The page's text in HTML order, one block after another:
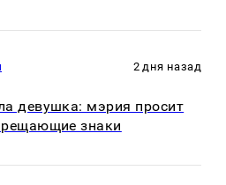
2 дня назад
девушка: мэрия просит
знаки